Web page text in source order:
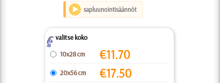
sapluunointisäännöt
Zvalitse koko
10x28 cm
€11.70
20x56 cm €17.50